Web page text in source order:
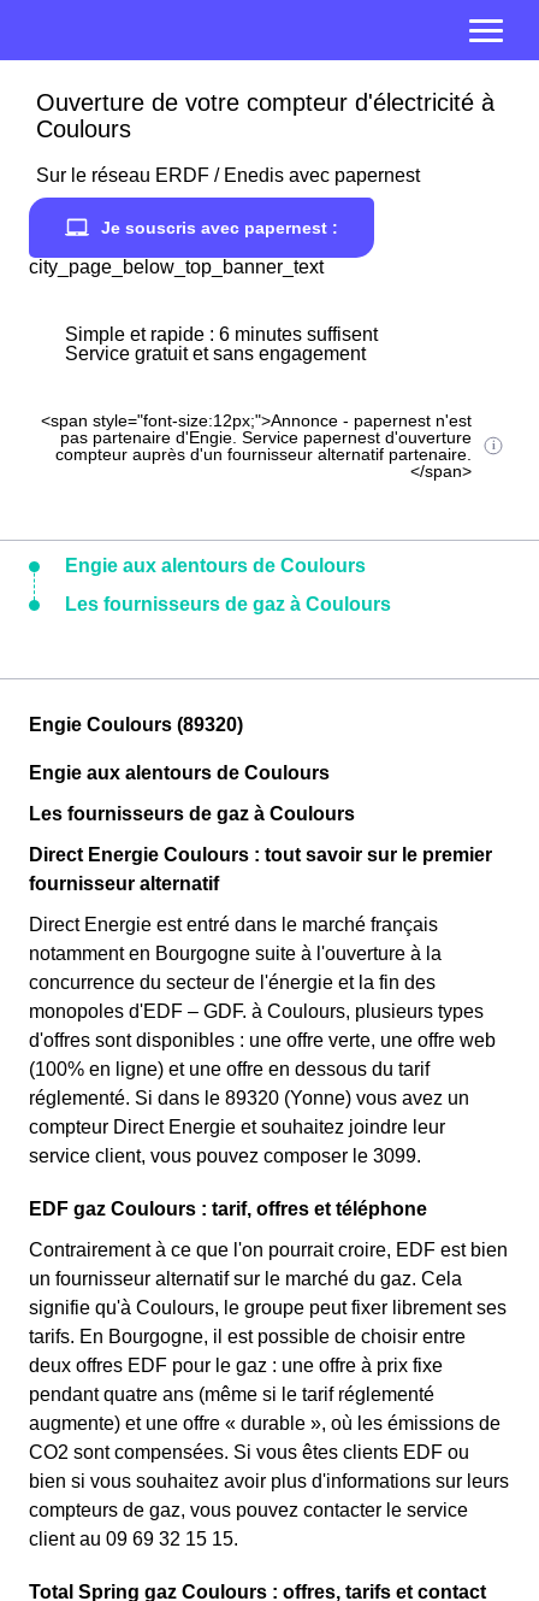
Ouverture de votre compteur d'électricité à
Coulours
Sur le réseau ERDF / Enedis avec papernest
Je souscris avec papernest :
city_page_below_top_banner_text
Simple et rapide : 6 minutes suffisent
Service gratuit et sans engagement
<span style="font-size:12px;">Annonce - papernest n'est
pas partenaire d'Engie. Service papernest d'ouverture
compteur auprès d'un fournisseur alternatif partenaire.
</span>
Engie aux alentours de Coulours
Les fournisseurs de gaz à Coulours
Engie Coulours (89320)
Engie aux alentours de Coulours
Les fournisseurs de gaz à Coulours
Direct Energie Coulours : tout savoir sur le premier
fournisseur alternatif
Direct Energie est entré dans le marché français
notamment en Bourgogne suite à l'ouverture à la
concurrence du secteur de l'énergie et la fin des
monopoles d'EDF – GDF. à Coulours, plusieurs types
d'offres sont disponibles : une offre verte, une offre web
(100% en ligne) et une offre en dessous du tarif
réglementé. Si dans le 89320 (Yonne) vous avez un
compteur Direct Energie et souhaitez joindre leur
service client, vous pouvez composer le 3099.
EDF gaz Coulours : tarif, offres et téléphone
Contrairement à ce que l'on pourrait croire, EDF est bien
un fournisseur alternatif sur le marché du gaz. Cela
signifie qu'à Coulours, le groupe peut fixer librement ses
tarifs. En Bourgogne, il est possible de choisir entre
deux offres EDF pour le gaz : une offre à prix fixe
pendant quatre ans (même si le tarif réglementé
augmente) et une offre « durable », où les émissions de
CO2 sont compensées. Si vous êtes clients EDF ou
bien si vous souhaitez avoir plus d'informations sur leurs
compteurs de gaz, vous pouvez contacter le service
client au 09 69 32 15 15.
Total Spring gaz Coulours : offres, tarifs et contact